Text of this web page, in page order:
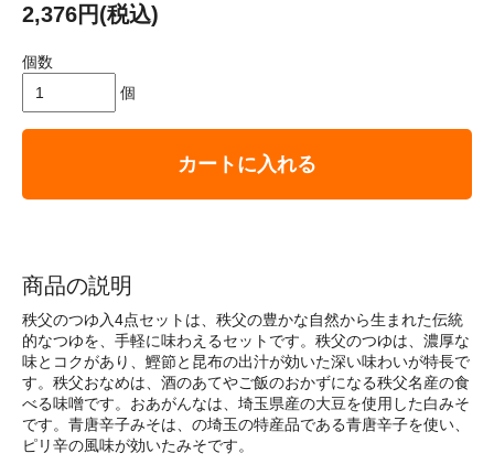
2,376円(税込)
個数
個
カートに入れる
商品の説明
秩父のつゆ入4点セットは、秩父の豊かな自然から生まれた伝統
的なつゆを、手軽に味わえるセットです。秩父のつゆは、濃厚な
味とコクがあり、鰹節と昆布の出汁が効いた深い味わいが特長で
す。秩父おなめは、酒のあてやご飯のおかずになる秩父名産の食
べる味噌です。おあがんなは、埼玉県産の大豆を使用した白みそ
です。青唐辛子みそは、の埼玉の特産品である青唐辛子を使い、
ピリ辛の風味が効いたみそです。